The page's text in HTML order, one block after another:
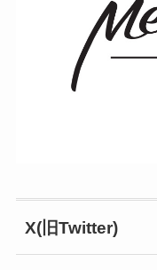
X(旧Twitter)